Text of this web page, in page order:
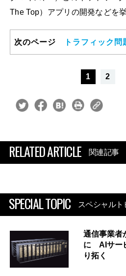
The Top）アプリの開発などを挙
次のページ トラフィック
1 2
RELATED ARTICLE 関連記事
SPECIAL TOPIC スペシャルト
通信事業者
に AIサー
り拓く